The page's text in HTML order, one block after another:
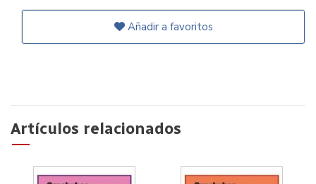
Añadir a favoritos
Artículos relacionados